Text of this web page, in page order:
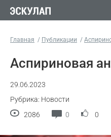
Главная Публикации
Аспириновая
29.06.2023
Рубрика: Новости
2086
0 0